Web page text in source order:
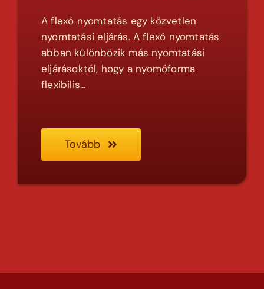
A flexó nyomtatás egy közvetlen
nyomtatási eljárás. A flexó nyomtatás
abban különbözik más nyomtatási
eljárásoktól, hogy a nyomóforma
flexibilis…
Tovább